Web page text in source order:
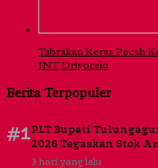
Tabrakan Keras Pecah
JNT Driyorejo
Berita Terpopuler
#1PLT Bupati
2026 Tegaskan Stok
3 hari yang lalu